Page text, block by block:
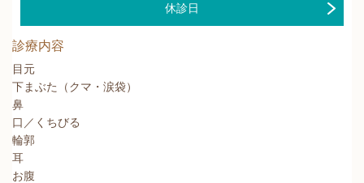
休診日
診療内容
目元
下まぶた（クマ・涙袋）
鼻
口／くちびる
輪郭
耳
お腹